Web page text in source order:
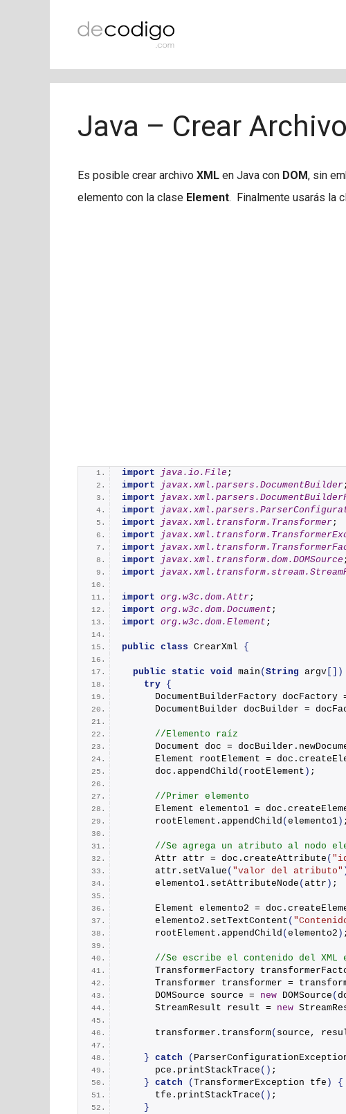
Java – Crear
Es posible crear archivo XML en Java con DOM, sin
elemento con la clase Element. Finalmente usarás la
import java.io.File ;
import javax.xml.parsers.DocumentBuilder;
import
import
import javax.xml.transform.Transformer;
import
import
import javax.xml.transform.dom.DOMSource ;
import
import org.w3c.dom.Attr;
import org.w3c.dom.Document ;
import org.w3c.dom.Element ;
public class CrearXml {
public static void main ( String argv [])
try {
DocumentBuilderFactory docFactory
DocumentBuilder docBuilder =
//Elemento raíz
      Document doc = docBuilder.
      Element rootElement = doc.
      doc.
appendChild ( rootElement ) ;
//Primer elemento
      Element elemento1 = doc.
      rootElement.
appendChild ( elemento1 ) ;
//Se agrega un atributo al nodo
      Attr attr = doc.
createAttribute (
      attr.
setValue ( "valor del atributo"
      elemento1.
setAttributeNode ( attr ) ;
      Element elemento2 = doc.
      elemento2.
setTextContent (
      rootElement.
appendChild ( elemento2 ) ;
//Se escribe el contenido del XML
TransformerFactory
Transformer transformer =
      DOMSource source =
new DOMSource (
      StreamResult result =
new
      transformer.
transform( source,
} catch (
      pce.
printStackTrace () ;
} catch ( TransformerException tfe )
{
      tfe.
printStackTrace () ;
}